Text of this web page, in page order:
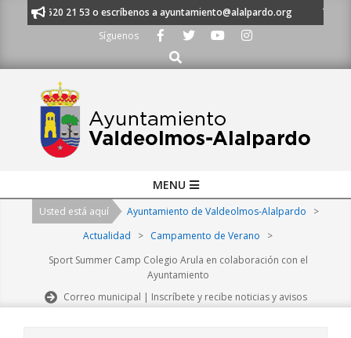
al 91 620 21 53 o escríbenos a ayuntamiento@alalpardo.org
TE
Síguenos
Buscar
Navigation
MENU
Usted está aquí Ayuntamiento de Valdeolmos-Alalpardo
>
Actualidad
> Campamento de Verano
>
Sport Summer Camp Colegio Arula en colaboración con el
Ayuntamiento
Correo municipal | Inscríbete y recibe noticias y avisos